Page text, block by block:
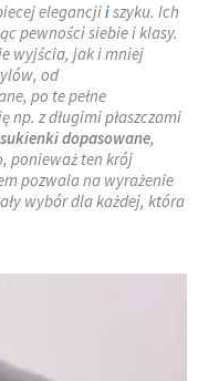
elegancjiiszyku. Ich
pewności siebie i klasy.
wyjścia, jak i mniej
od
po te pełne
np. z długimi płaszczami
sukienki dopasowane,
ponieważ ten krój
pozwala na wyrażenie
wybór dla każdej, która